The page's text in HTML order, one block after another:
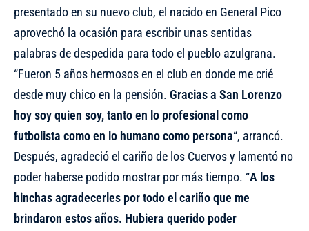
presentado en su nuevo club, el nacido en General Pico
aprovechó la ocasión para escribir unas sentidas
palabras de despedida para todo el pueblo azulgrana.
“Fueron 5 años hermosos en el club en donde me crié
desde muy chico en la pensión. Gracias a San Lorenzo
hoy soy quien soy, tanto en lo profesional como
futbolista como en lo humano como persona“, arrancó.
Después, agradeció el cariño de los Cuervos y lamentó no
poder haberse podido mostrar por más tiempo. “A los
hinchas agradecerles por todo el cariño que me
brindaron estos años. Hubiera querido poder